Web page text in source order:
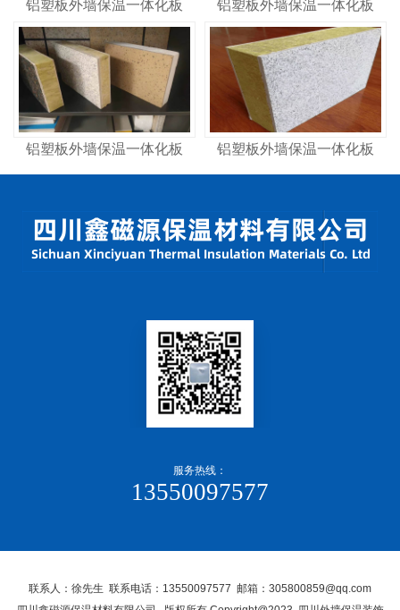
铝塑板外墙保温一体化板 铝塑板外墙保温一体化板
铝塑板外墙保温一体化板 铝塑板外墙保温一体化板
服务热线：
13550097577
联系人：徐先生 联系电话：13550097577 邮箱：305800859@qq.com